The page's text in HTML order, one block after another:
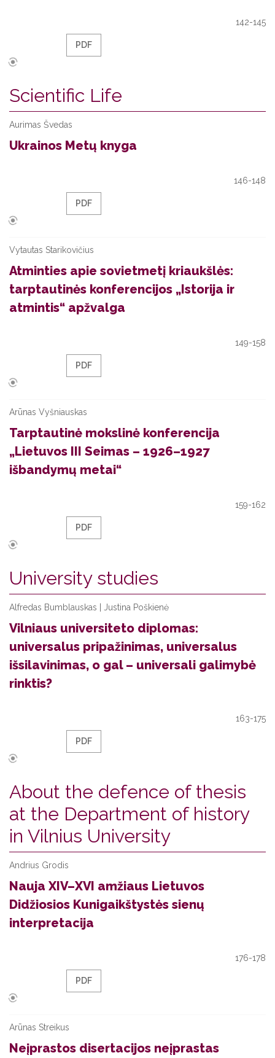
142-145
PDF
Scientific Life
Aurimas Švedas
Ukrainos Metų knyga
146-148
PDF
Vytautas Starikovičius
Atminties apie sovietmetį kriaukšlės:
tarptautinės konferencijos „Istorija ir
atmintis“ apžvalga
149-158
PDF
Arūnas Vyšniauskas
Tarptautinė mokslinė konferencija
„Lietuvos III Seimas – 1926–1927
išbandymų metai“
159-162
PDF
University studies
Alfredas Bumblauskas | Justina Poškienė
Vilniaus universiteto diplomas:
universalus pripažinimas, universalus
išsilavinimas, o gal – universali galimybė
rinktis?
163-175
PDF
About the defence of thesis
at the Department of history
in Vilnius University
Andrius Grodis
Nauja XIV–XVI amžiaus Lietuvos
Didžiosios Kunigaikštystės sienų
interpretacija
176-178
PDF
Arūnas Streikus
Neįprastos disertacijos neįprastas